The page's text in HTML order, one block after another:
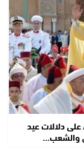
دلالات عيد
والشعب…